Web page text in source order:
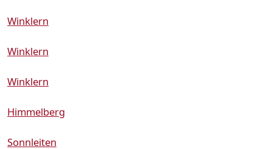
Winklern
Winklern
Winklern
Himmelberg
Sonnleiten